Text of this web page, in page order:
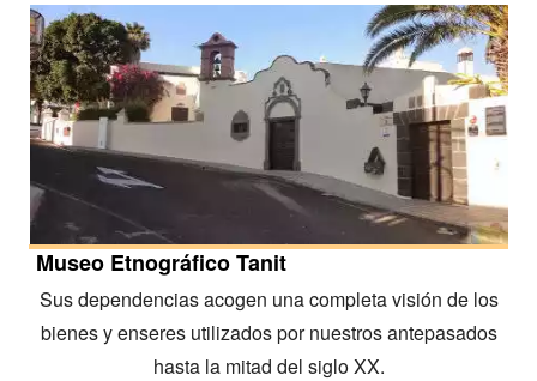
Museo Etnográfico Tanit
Sus dependencias acogen una completa visión de los
bienes y enseres utilizados por nuestros antepasados
hasta la mitad del siglo XX.